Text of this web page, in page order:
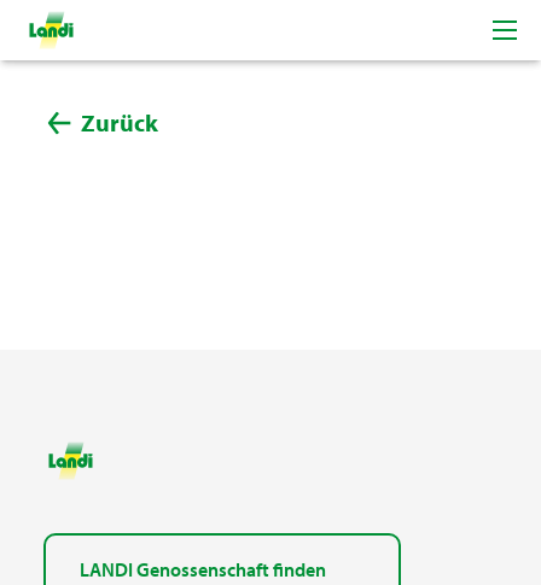
Zurück
LANDI Genossenschaft finden